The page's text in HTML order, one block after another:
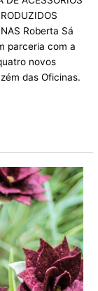
Roberta Sá
parceria com a
novos
das Oficinas.